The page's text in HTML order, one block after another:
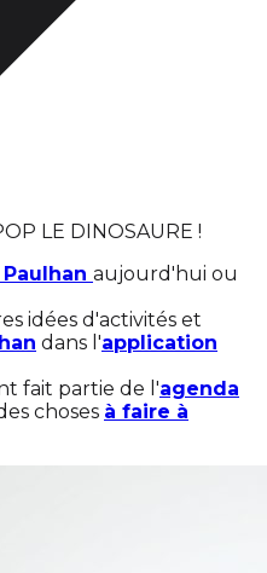
LE DINOSAURE !
aujourd'hui ou
idées d'activités et
dans l'application
fait partie de l'agenda
choses à faire à